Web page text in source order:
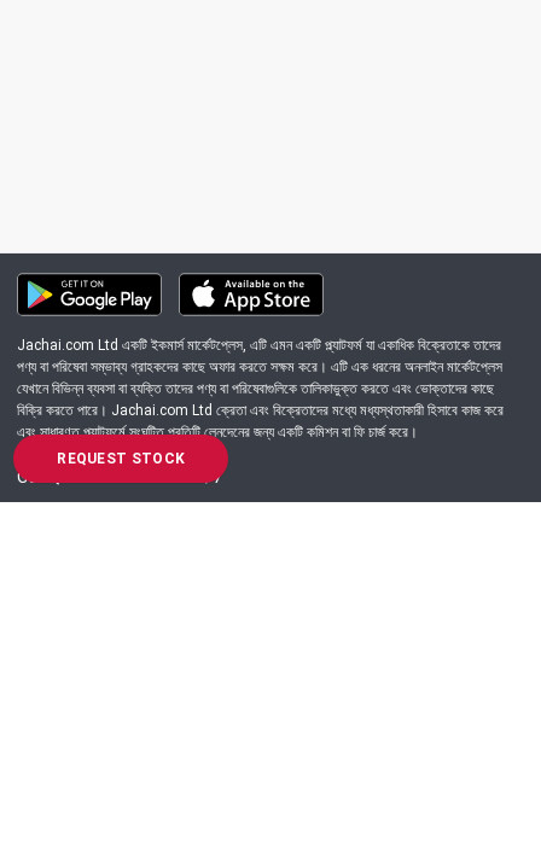
REQUEST STOCK
Jachai.com Ltd একটি ইকমার্স মার্কেটপ্লেস, এটি এমন একটি প্ল্যাটফর্ম যা একাধিক বিক্রেতাকে তাদের
পণ্য বা পরিষেবা সম্ভাব্য গ্রাহকদের কাছে অফার করতে সক্ষম করে। এটি এক ধরনের অনলাইন মার্কেটপ্লেস
যেখানে বিভিন্ন ব্যবসা বা ব্যক্তি তাদের পণ্য বা পরিষেবাগুলিকে তালিকাভুক্ত করতে এবং ভোক্তাদের কাছে
বিক্রি করতে পারে। Jachai.com Ltd ক্রেতা এবং বিক্রেতাদের মধ্যে মধ্যস্থতাকারী হিসাবে কাজ করে
এবং সাধারণত প্ল্যাটফর্মে সংঘটিত প্রতিটি লেনদেনের জন্য একটি কমিশন বা ফি চার্জ করে।
Got Question? Call us 24/7